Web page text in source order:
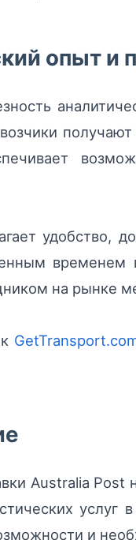
опыт и
удобство,
временем
на рынке
Australia Post
услуг
и